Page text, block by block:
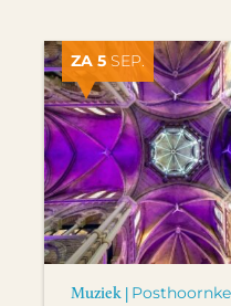
ZA 5 SEP.
Muziek |